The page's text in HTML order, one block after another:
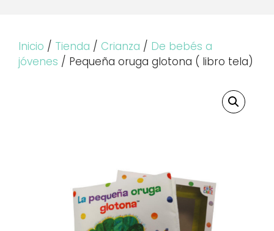
Inicio / Tienda / Crianza / De bebés a
jóvenes / Pequeña oruga glotona ( libro tela)